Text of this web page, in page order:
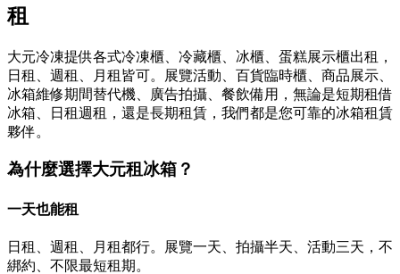
租
大元冷凍提供各式冷凍櫃、冷藏櫃、冰櫃、蛋糕展示櫃出租，
日租、週租、月租皆可。展覽活動、百貨臨時櫃、商品展示、
冰箱維修期間替代機、廣告拍攝、餐飲備用，無論是短期租借
冰箱、日租週租，還是長期租賃，我們都是您可靠的冰箱租賃
夥伴。
為什麼選擇大元租冰箱？
一天也能租
日租、週租、月租都行。展覽一天、拍攝半天、活動三天，不
綁約、不限最短租期。